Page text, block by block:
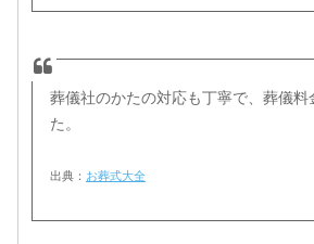
葬儀社のかたの対応も丁寧で、葬儀料
た。
出典： お葬式大全